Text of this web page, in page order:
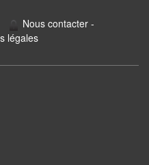
Nous contacter-
légales